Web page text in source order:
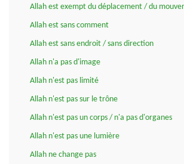
Allah est exempt du déplacement / du
Allah est sans comment
Allah est sans endroit / sans direction
Allah n'a pas d'image
Allah n'est pas limité
Allah n'est pas sur le trône
Allah n'est pas un corps / n'a pas d'organes
Allah n'est pas une lumière
Allah ne change pas